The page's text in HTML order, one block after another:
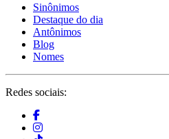
Sinônimos
Destaque do dia
Antônimos
Blog
Nomes
Redes sociais: